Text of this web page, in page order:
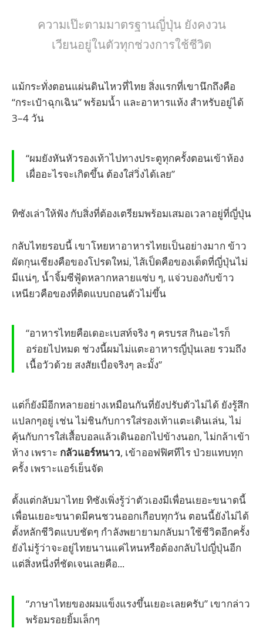
ความเป๊ะตามมาตรฐานญี่ปุ่น ยังคงวน
เวียนอยู่ในตัวทุกช่วงการใช้ชีวิต
แม้กระทั่งตอนแผ่นดินไหวที่ไทย สิ่งแรกที่เขานึกถึงคือ
“กระเป๋าฉุกเฉิน” พร้อมน้ำ และอาหารแห้ง สำหรับอยู่ได้
3–4 วัน
“ผมยังหันหัวรองเท้าไปทางประตูทุกครั้งตอนเข้าห้อง
เผื่ออะไรจะเกิดขึ้น ต้องใส่วิ่งได้เลย”
ทิซังเล่าให้ฟัง กับสิ่งที่ต้องเตรียมพร้อมเสมอเวลาอยู่ที่ญี่ปุ่น
กลับไทยรอบนี้ เขาโหยหาอาหารไทยเป็นอย่างมาก ข้าว
ผัดกุนเชียงคือของโปรดใหม่, ไส้เป็ดคือของเด็ดที่ญี่ปุ่นไม่
มีแน่ๆ, น้ำจิ้มซีฟู้ดหลากหลายแซ่บ ๆ, แจ่วบองกับข้าว
เหนียวคือของที่ติดแบบถอนตัวไม่ขึ้น
“อาหารไทยคือเดอะเบสท์จริง ๆ ครบรส กินอะไรก็
อร่อยไปหมด ช่วงนี้ผมไม่แตะอาหารญี่ปุ่นเลย รวมถึง
เนื้อวัวด้วย สงสัยเบื่อจริงๆ ละมั้ง”
แต่ก็ยังมีอีกหลายอย่างเหมือนกันที่ยังปรับตัวไม่ได้ ยังรู้สึก
แปลกๆอยู่ เช่น ไม่ชินกับการใส่รองเท้าแตะเดินเล่น, ไม่
คุ้นกับการใส่เสื้อบอลแล้วเดินออกไปข้างนอก, ไม่กล้าเข้า
ห้าง เพราะ กลัวแอร์หนาว, เข้าออฟฟิศทีไร ป่วยแทบทุก
ครั้ง เพราะแอร์เย็นจัด
ตั้งแต่กลับมาไทย ทิซังเพิ่งรู้ว่าตัวเองมีเพื่อนเยอะขนาดนี้
เพื่อนเยอะขนาดมีคนชวนออกเกือบทุกวัน ตอนนี้ยังไม่ได้
ตั้งหลักชีวิตแบบชัดๆ กำลังพยายามกลับมาใช้ชีวิตอีกครั้ง
ยังไม่รู้ว่าจะอยู่ไทยนานแค่ไหนหรือต้องกลับไปญี่ปุ่นอีก
แต่สิ่งหนึ่งที่ชัดเจนเลยคือ...
“ภาษาไทยของผมแข็งแรงขึ้นเยอะเลยครับ” เขากล่าว
พร้อมรอยยิ้มเล็กๆ